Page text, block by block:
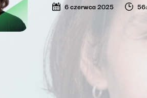
6 czerwca 2025